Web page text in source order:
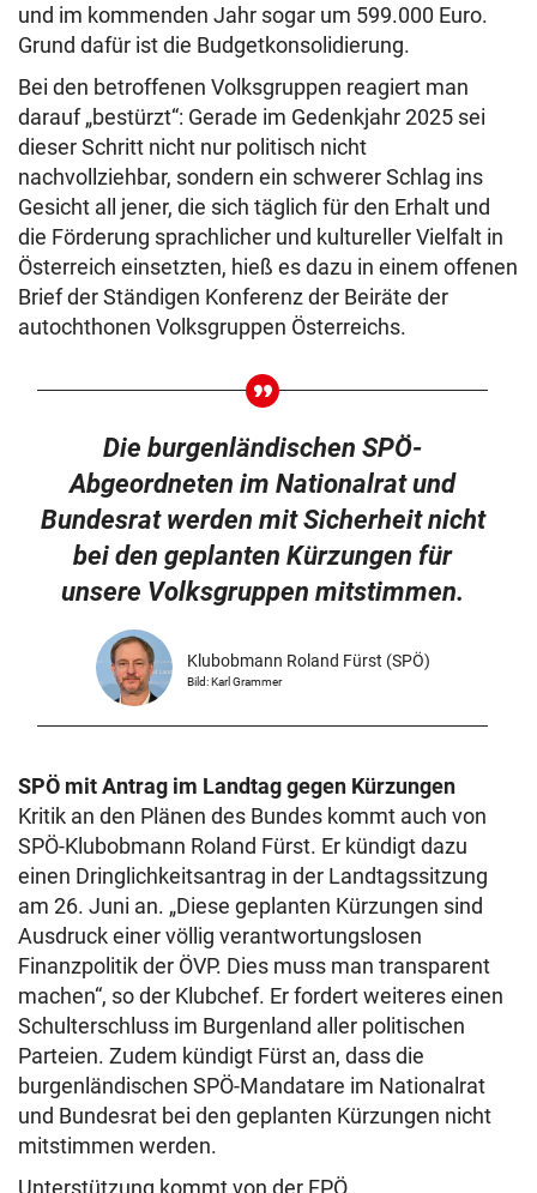
und im kommenden Jahr sogar um 599.000 Euro.
Grund dafür ist die Budgetkonsolidierung.
Bei den betroffenen Volksgruppen reagiert man
darauf „bestürzt“: Gerade im Gedenkjahr 2025 sei
dieser Schritt nicht nur politisch nicht
nachvollziehbar, sondern ein schwerer Schlag ins
Gesicht all jener, die sich täglich für den Erhalt und
die Förderung sprachlicher und kultureller Vielfalt in
Österreich einsetzten, hieß es dazu in einem offenen
Brief der Ständigen Konferenz der Beiräte der
autochthonen Volksgruppen Österreichs.
Die burgenländischen SPÖ-
Abgeordneten im Nationalrat und
Bundesrat werden mit Sicherheit nicht
bei den geplanten Kürzungen für
unsere Volksgruppen mitstimmen.
Klubobmann Roland Fürst (SPÖ)
Bild: Karl Grammer
SPÖ mit Antrag im Landtag gegen Kürzungen
Kritik an den Plänen des Bundes kommt auch von
SPÖ-Klubobmann Roland Fürst. Er kündigt dazu
einen Dringlichkeitsantrag in der Landtagssitzung
am 26. Juni an. „Diese geplanten Kürzungen sind
Ausdruck einer völlig verantwortungslosen
Finanzpolitik der ÖVP. Dies muss man transparent
machen“, so der Klubchef. Er fordert weiteres einen
Schulterschluss im Burgenland aller politischen
Parteien. Zudem kündigt Fürst an, dass die
burgenländischen SPÖ-Mandatare im Nationalrat
und Bundesrat bei den geplanten Kürzungen nicht
mitstimmen werden.
Unterstützung kommt von der FPÖ.